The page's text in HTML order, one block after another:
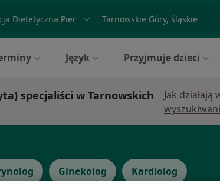
miasto lub dzielnica
Język Przyjmuje dzieci
specjaliści w Tarnowskich
Jak działają
Ginekolog Kardiolog